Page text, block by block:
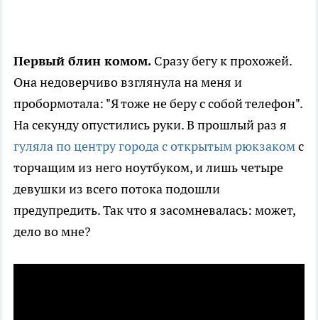
Первый блин комом. Сразу бегу к прохожей.
Она недоверчиво взглянула на меня и
пробормотала: "Я тоже не беру с собой телефон".
На секунду опустились руки. В прошлый раз я
гуляла по центру города с открытым рюкзакомс
торчащим из него ноутбуком, и лишь четыре
девушки из всего потока подошли
предупредить. Так что я засомневалась: может,
дело во мне?